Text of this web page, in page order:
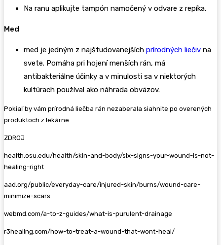
Na ranu aplikujte tampón namočený v odvare z repíka.
Med
med je jedným z najštudovanejších prírodných liečiv na
svete. Pomáha pri hojení menších rán, má
antibakteriálne účinky a v minulosti sa v niektorých
kultúrach používal ako náhrada obväzov.
Pokiaľ by vám prírodná liečba rán nezaberala siahnite po overených
produktoch z lekárne.
ZDROJ
health.osu.edu/health/skin-and-body/six-signs-your-wound-is-not-
healing-right
aad.org/public/everyday-care/injured-skin/burns/wound-care-
minimize-scars
webmd.com/a-to-z-guides/what-is-purulent-drainage
r3healing.com/how-to-treat-a-wound-that-wont-heal/